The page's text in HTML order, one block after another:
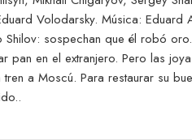
Volodarsky. Música:
sospechan que él robó
en el extranjero. Pero las
a Moscú. Para restaurar su